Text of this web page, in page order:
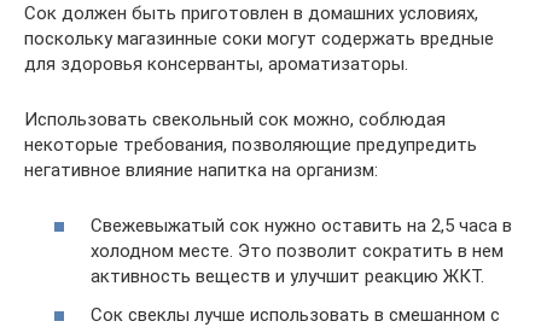
Сок должен быть приготовлен в домашних условиях,
поскольку магазинные соки могут содержать вредные
для здоровья консерванты, ароматизаторы.
Использовать свекольный сок можно, соблюдая
некоторые требования, позволяющие предупредить
негативное влияние напитка на организм:
Свежевыжатый сок нужно оставить на 2,5 часа в
холодном месте. Это позволит сократить в нем
активность веществ и улучшит реакцию ЖКТ.
Сок свеклы лучше использовать в смешанном с